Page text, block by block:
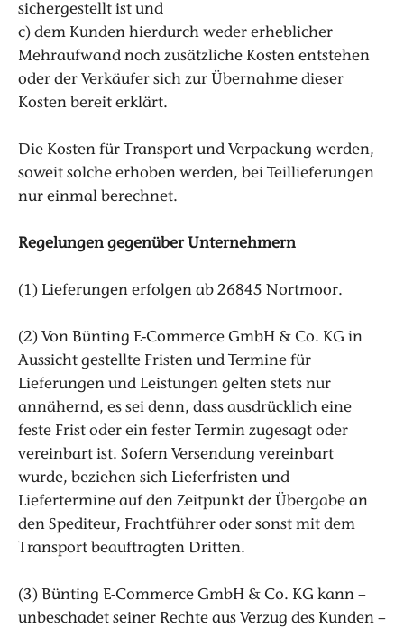
sichergestellt ist und
c) dem Kunden hierdurch weder erheblicher
Mehraufwand noch zusätzliche Kosten entstehen
oder der Verkäufer sich zur Übernahme dieser
Kosten bereit erklärt.
Die Kosten für Transport und Verpackung werden,
soweit solche erhoben werden, bei Teillieferungen
nur einmal berechnet.
Regelungen gegenüber Unternehmern
(1) Lieferungen erfolgen ab 26845 Nortmoor.
(2) Von Bünting E-Commerce GmbH & Co. KG in
Aussicht gestellte Fristen und Termine für
Lieferungen und Leistungen gelten stets nur
annähernd, es sei denn, dass ausdrücklich eine
feste Frist oder ein fester Termin zugesagt oder
vereinbart ist. Sofern Versendung vereinbart
wurde, beziehen sich Lieferfristen und
Liefertermine auf den Zeitpunkt der Übergabe an
den Spediteur, Frachtführer oder sonst mit dem
Transport beauftragten Dritten.
(3) Bünting E-Commerce GmbH & Co. KG kann –
unbeschadet seiner Rechte aus Verzug des Kunden –